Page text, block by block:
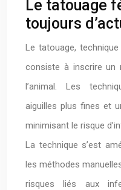
Le tatouage
toujours
Le tatouage, technique
consiste à inscrire un
l’animal. Les
aiguilles plus fines et
minimisant le risque
La technique s’est
les méthodes
risques liés aux